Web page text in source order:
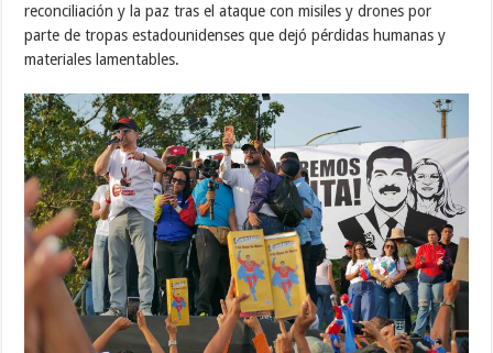
reconciliación y la paz tras el ataque con misiles y drones por
parte de tropas estadounidenses que dejó pérdidas humanas y
materiales lamentables.